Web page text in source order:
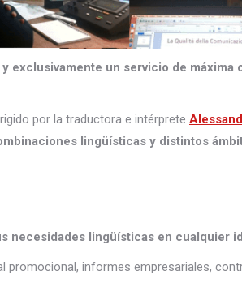
y exclusivamente un servicio de máxima
por la traductora e intérprete
lingüísticas y distintos
necesidades lingüísticas en cualquier
promocional, informes empresariales,